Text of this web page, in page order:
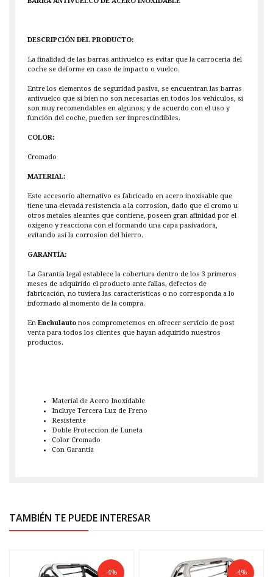
DESCRIPCIÓN DEL PRODUCTO:
La finalidad de las barras antivuelco es evitar que la carroceria del
coche se deforme en caso de impacto o vuelco.
Entre los elementos de seguridad pasiva, se encuentran las barras
antivuelco que si bien no son necesarias en todos los vehiculos, si
son muy recomendables en algunos; y de acuerdo con el uso y
función del coche, pueden ser imprescindibles.
COLOR:
Cromado
MATERIAL:
Este accesorio alternativo es fabricado en acero inoxisable que
tiene una elevada resistencia a la corrosion, dado que el cromo u
otros metales aleantes que contiene, poseen gran afinidad por el
oxigeno y reacciona con el formando una capa pasivadora,
evitando asi la corrosion del hierro.
GARANTÍA:
La Garantía legal establece la cobertura dentro de los 3 primeros
meses de adquirido el producto ante fallas, defectos de
fabricación, no tuviera las características o no corresponda a lo
informado al momento de la compra.
En Enchulauto nos comprometemos en ofrecer servicio de post
venta para todos los clientes que hayan adquirido nuestros
productos.
Material de Acero Inoxidable
Incluye Tercera Luz de Freno
Resistente
Doble Proteccion de Luneta
Color Cromado
Con Garantia
TAMBIÉN TE PUEDE INTERESAR
-4% -4%